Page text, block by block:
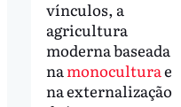
vínculos, a
agricultura
moderna baseada
na monoculturae
na externalização